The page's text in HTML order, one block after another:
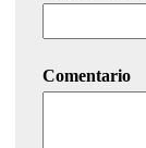
Comentario